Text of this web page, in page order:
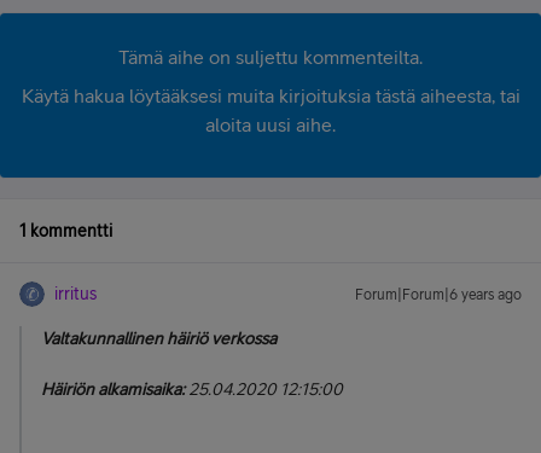
Tämä aihe on suljettu kommenteilta.
Käytä hakua löytääksesi muita kirjoituksia tästä aiheesta, tai
aloita uusi aihe.
1 kommentti
irritus Forum|Forum|6 years ago
Valtakunnallinen häiriö verkossa
Häiriön alkamisaika:25.04.2020 12:15:00